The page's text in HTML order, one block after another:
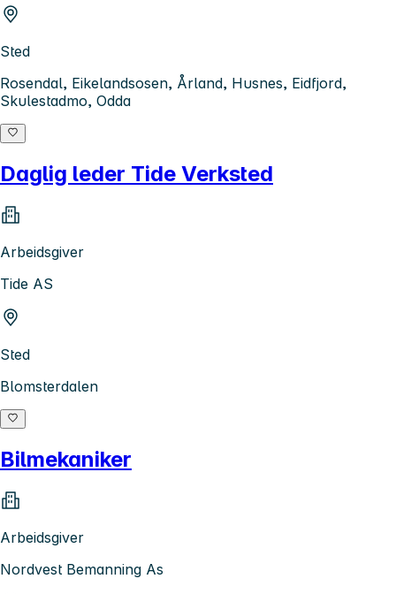
Sted
Rosendal, Eikelandsosen, Årland, Husnes, Eidfjord,
Skulestadmo, Odda
Daglig leder Tide Verksted
Arbeidsgiver
Tide AS
Sted
Blomsterdalen
Bilmekaniker
Arbeidsgiver
Nordvest Bemanning As